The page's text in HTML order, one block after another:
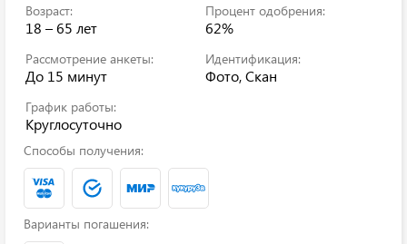
Возраст:
18 – 65 лет
Процент одобрения:
62%
Рассмотрение анкеты:
До 15 минут
Идентификация:
Фото, Скан
График работы:
Круглосуточно
Способы получения:
Варианты погашения: